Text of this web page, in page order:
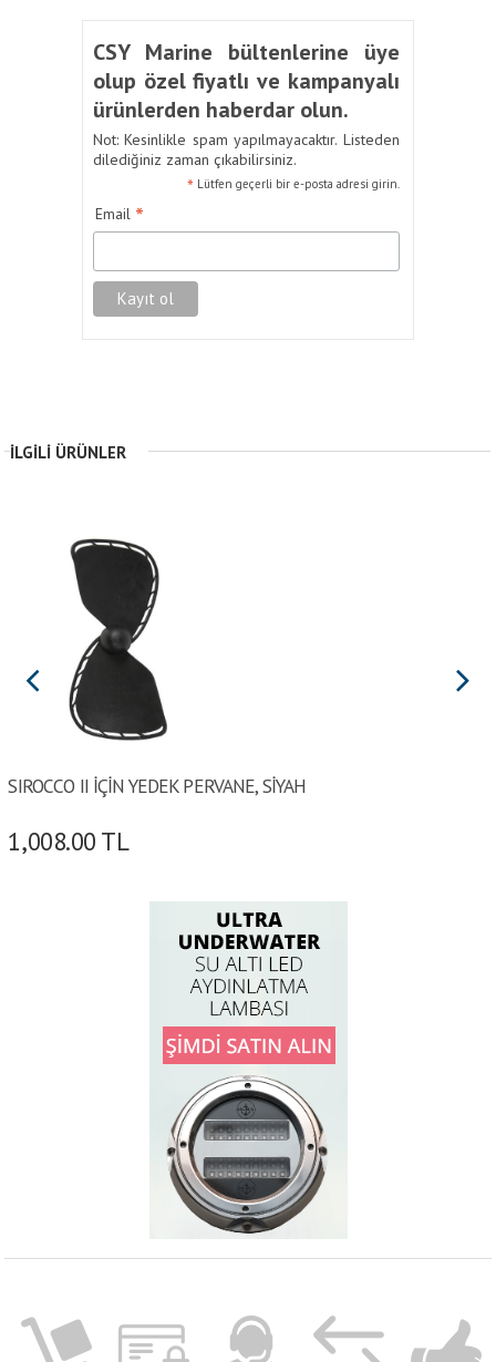
CSY Marine bültenlerine üye
olup özel fiyatlı ve kampanyalı
ürünlerden haberdar olun.
Not: Kesinlikle spam yapılmayacaktır. Listeden
dilediğiniz zaman çıkabilirsiniz.
* Lütfen geçerli bir e-posta adresi girin.
Email *
İLGILI ÜRÜNLER
SIROCCO II İÇİN YEDEK PERVANE, SİYAH
1,008.00 TL